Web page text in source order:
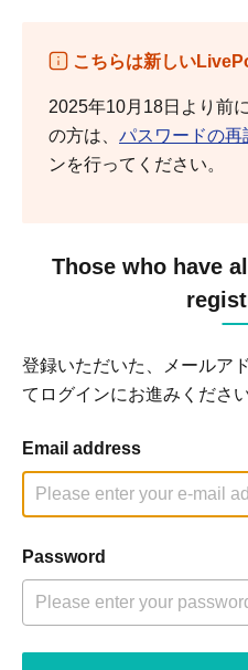
こちらは新しい
2025年10月18日より前
の方は、 パスワードの再
ンを行ってください。
Those who have
登録いただいた、メールア
てログインにお進みください
Email address
Password